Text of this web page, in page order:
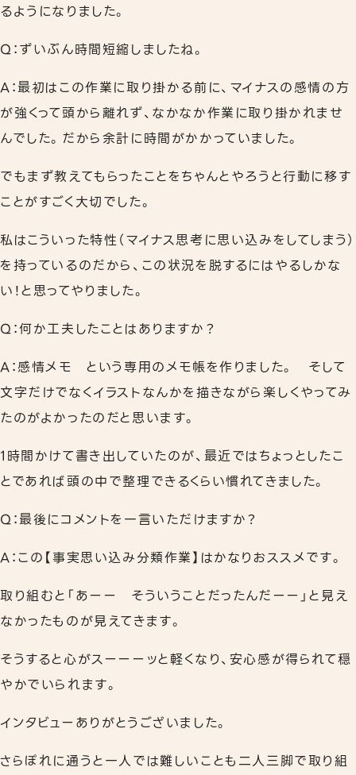
るようになりました。
Q：ずいぶん時間短縮しましたね。
A：最初はこの作業に取り掛かる前に、マイナスの感情の方
が強くって頭から離れず、なかなか作業に取り掛かれませ
んでした。だから余計に時間がかかっていました。
でもまず教えてもらったことをちゃんとやろうと行動に移す
ことがすごく大切でした。
私はこういった特性（マイナス思考に思い込みをしてしまう）
を持っているのだから、この状況を脱するにはやるしかな
い！と思ってやりました。
Q：何か工夫したことはありますか？
A：感情メモ という専用のメモ帳を作りました。 そして
文字だけでなくイラストなんかを描きながら楽しくやってみ
たのがよかったのだと思います。
1時間かけて書き出していたのが、最近ではちょっとしたこ
とであれば頭の中で整理できるくらい慣れてきました。
Q：最後にコメントを一言いただけますか？
A：この【事実思い込み分類作業】はかなりおススメです。
取り組むと「あーー そういうことだったんだーー」と見え
なかったものが見えてきます。
そうすると心がスーーーッと軽くなり、安心感が得られて穏
やかでいられます。
インタビューありがとうございました。
さらぽれに通うと一人では難しいことも二人三脚で取り組